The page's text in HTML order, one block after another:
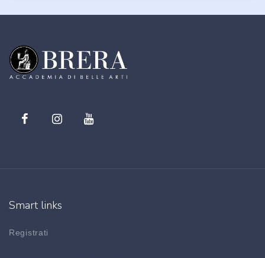
Smart links
Registrati